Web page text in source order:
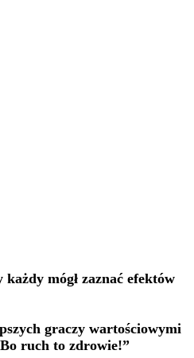
każdy mógł zaznać efektów
graczy wartościowymi
ruch to zdrowie!”